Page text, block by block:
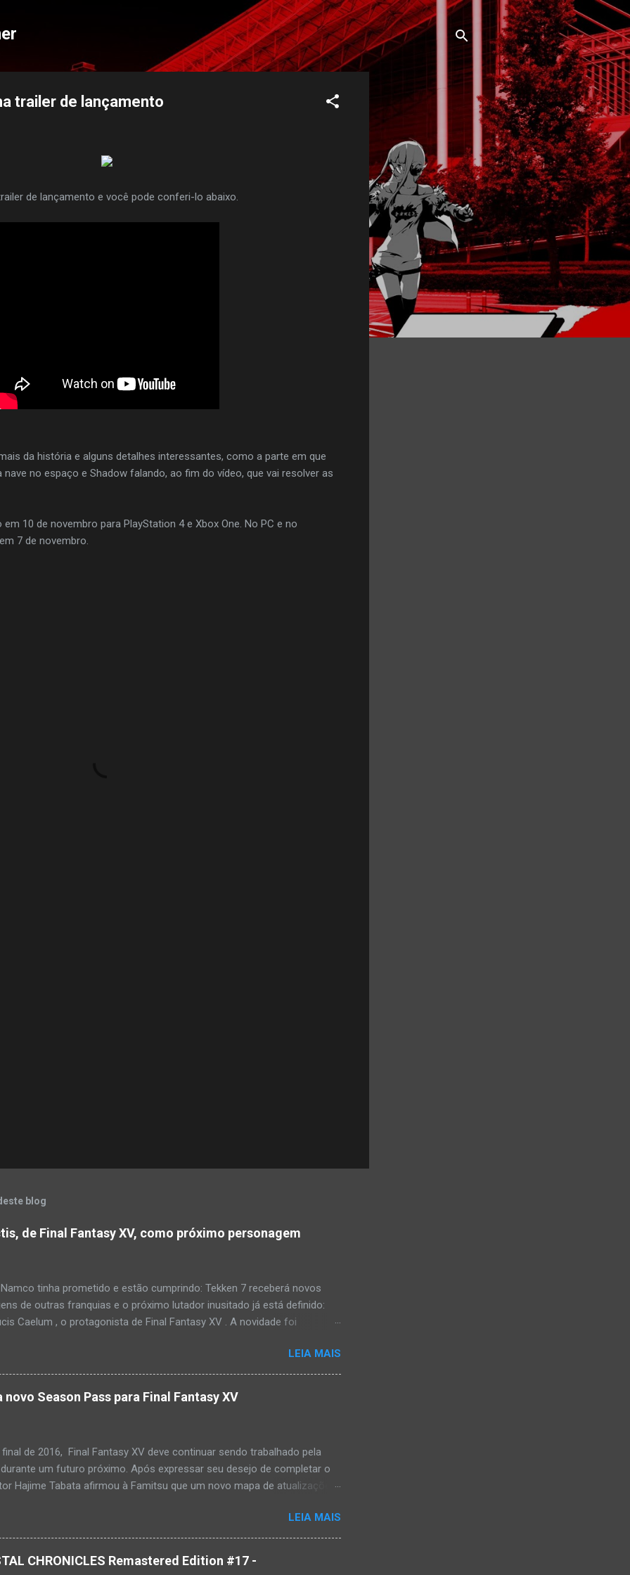
Pular para o conteúdo principal
trailer de lançamento
de lançamento e você pode conferi-lo abaixo.
da história e alguns detalhes interessantes, como a parte em que
no espaço e Shadow falando, ao fim do vídeo, que vai resolver as
em 10 de novembro para PlayStation 4 e Xbox One. No PC e no
7 de novembro.
blog
de Final Fantasy XV, como próximo personagem
tinha prometido e estão cumprindo: Tekken 7 receberá novos
de outras franquias e o próximo lutador inusitado já está definido:
Caelum , o protagonista de Final Fantasy XV . A novidade foi
a jogabilidade de Noctis e seu próprio estágio, o icônico
Garage , que contará com a presença de outras figurinhas
dos fãs. Noctis está previsto para ser lançado como DLC no jogo no
trimestre de 2018. Tekken 7 está disponível para PlayStation 4, Xbox One
LEIA MAIS
Season Pass para Final Fantasy XV
de 2016, Final Fantasy XV deve continuar sendo trabalhado pela
durante um futuro próximo. Após expressar seu desejo de completar o
Hajime Tabata afirmou à Famitsu que um novo mapa de atualizações
Após o lançamento de Episode Ignis, que deve chegar ao RPG em
Square Enix deve começar logo em seguida a criação de novos
como DLCs. A criação de um novo Season Pass serviria para
pudessem comprar as novidades com descontos e garantir o
LEIA MAIS
CHRONICLES Remastered Edition #17 -